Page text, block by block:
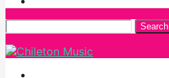
Search